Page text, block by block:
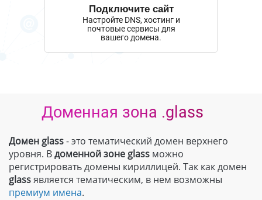
Подключите сайт
Настройте DNS, хостинг и
почтовые сервисы для
вашего домена.
Доменная зона .glass
Домен glass- это тематический домен верхнего
уровня. Вдоменной зоне glass можно
регистрировать домены кириллицей. Так как домен
glassявляется тематическим, в нем возможны
премиум имена.